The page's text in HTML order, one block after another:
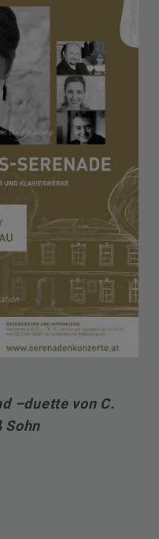
–duette von C.
Sohn